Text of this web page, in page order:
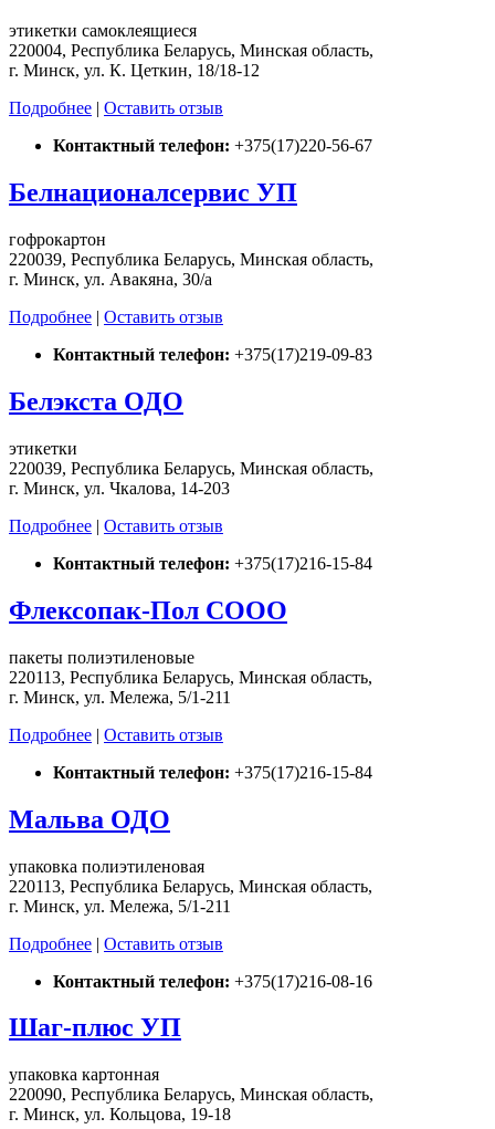
этикетки самоклеящиеся
220004, Республика Беларусь, Минская область,
г. Минск, ул. К. Цеткин, 18/18-12
Подробнее | Оставить отзыв
Контактный телефон: +375(17)220-56-67
Белнационалсервис УП
гофрокартон
220039, Республика Беларусь, Минская область,
г. Минск, ул. Авакяна, 30/а
Подробнее | Оставить отзыв
Контактный телефон: +375(17)219-09-83
Белэкста ОДО
этикетки
220039, Республика Беларусь, Минская область,
г. Минск, ул. Чкалова, 14-203
Подробнее | Оставить отзыв
Контактный телефон: +375(17)216-15-84
Флексопак-Пол СООО
пакеты полиэтиленовые
220113, Республика Беларусь, Минская область,
г. Минск, ул. Мележа, 5/1-211
Подробнее | Оставить отзыв
Контактный телефон: +375(17)216-15-84
Мальва ОДО
упаковка полиэтиленовая
220113, Республика Беларусь, Минская область,
г. Минск, ул. Мележа, 5/1-211
Подробнее | Оставить отзыв
Контактный телефон: +375(17)216-08-16
Шаг-плюс УП
упаковка картонная
220090, Республика Беларусь, Минская область,
г. Минск, ул. Кольцова, 19-18